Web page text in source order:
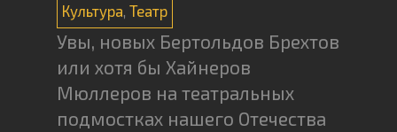
Культура Театр
Увы, новых Бертольдов Брехтов
или хотя бы Хайнеров
Мюллеров на театральных
подмостках нашего Отечества